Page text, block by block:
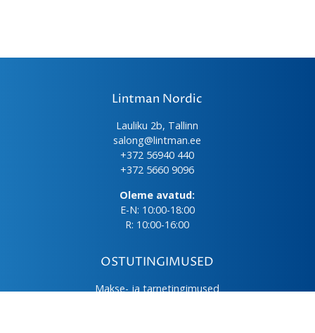
Lintman Nordic
Lauliku 2b, Tallinn
salong@lintman.ee
+372 56940 440
+372 5660 9096
Oleme avatud:
E-N: 10:00-18:00
R: 10:00-16:00
OSTUTINGIMUSED
Makse- ja tarnetingimused